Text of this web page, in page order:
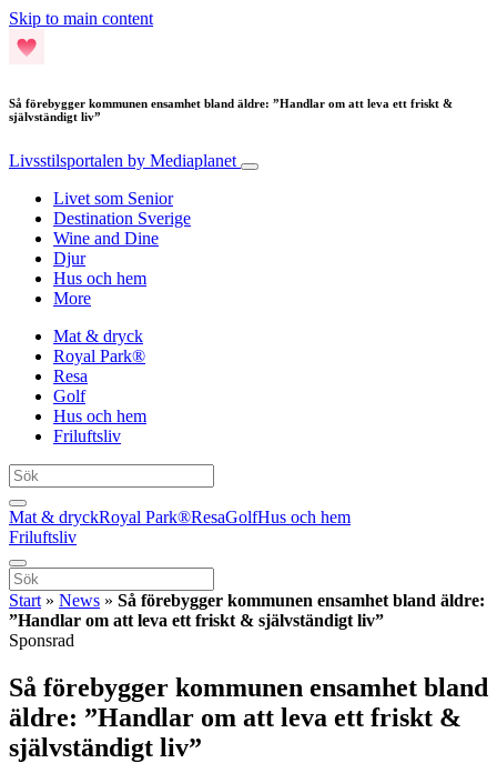
Skip to main content
Så förebygger kommunen ensamhet bland äldre: ”Handlar om att leva ett friskt &
självständigt liv”
Livsstilsportalen by Mediaplanet
Livet som Senior
Destination Sverige
Wine and Dine
Djur
Hus och hem
More
Mat & dryck
Royal Park®
Resa
Golf
Hus och hem
Friluftsliv
Mat & dryckRoyal Park®ResaGolfHus och hem
Friluftsliv
Start » News » Så förebygger kommunen ensamhet bland äldre:
”Handlar om att leva ett friskt & självständigt liv”
Sponsrad
Så förebygger kommunen ensamhet bland
äldre: ”Handlar om att leva ett friskt &
självständigt liv”